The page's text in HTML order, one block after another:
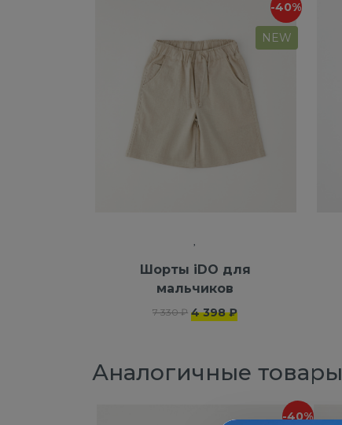
-40%
NEW
Шорты iDO для
мальчиков
7 330 ₽ 4 398 ₽
Аналогичные товары
-40%